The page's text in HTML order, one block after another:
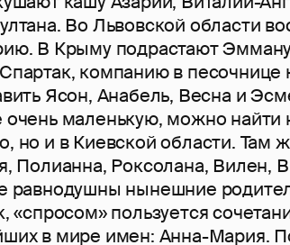
Во Львовской области
В Крыму подрастают
компанию в песочнице
Ясон, Анабель, Весна и
маленькую, можно найти
но и в Киевской области. Там
Полианна, Роксолана, Вилен,
равнодушны нынешние
«спросом» пользуется
в мире имен: Анна-Мария.